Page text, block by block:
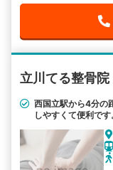
立川てる整骨院
西国立駅から4分の
しやすくて便利です